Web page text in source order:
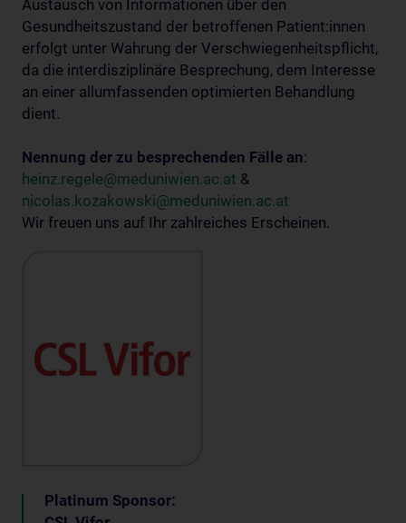
Austausch von Informationen über den
Gesundheitszustand der betroffenen Patient:innen
erfolgt unter Wahrung der Verschwiegenheitspflicht,
da die interdisziplinäre Besprechung, dem Interesse
an einer allumfassenden optimierten Behandlung
dient.
Nennung der zu besprechenden Fälle an:
heinz.regele@meduniwien.ac.at &
nicolas.kozakowski@meduniwien.ac.at
Wir freuen uns auf Ihr zahlreiches Erscheinen.
Platinum Sponsor: